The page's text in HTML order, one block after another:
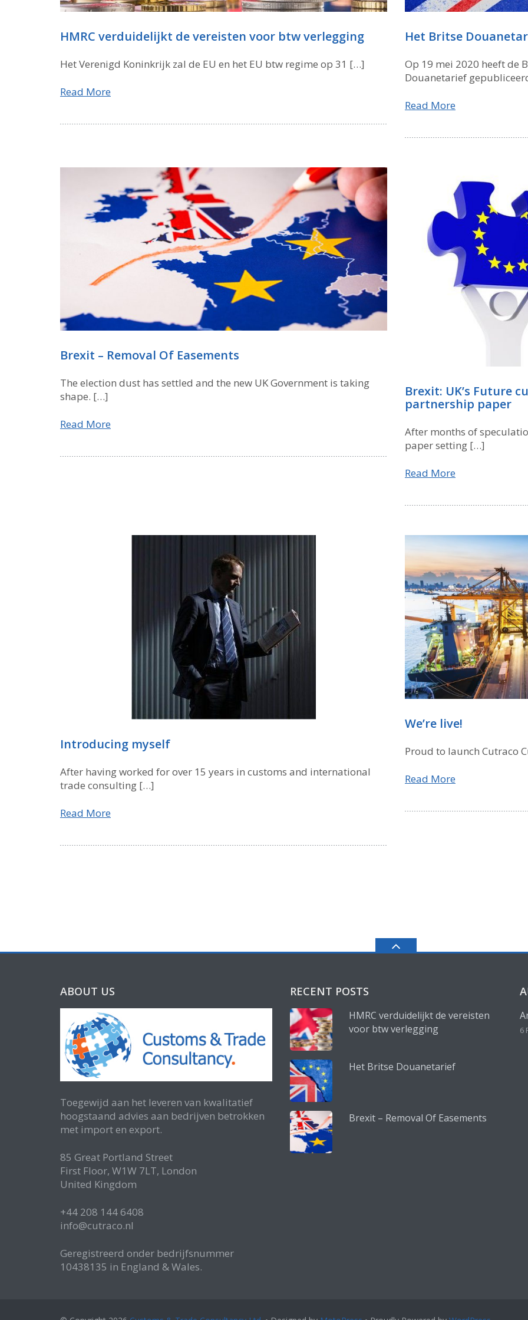
HMRC verduidelijkt de vereisten voor btw verlegging
Het Verenigd Koninkrijk zal de EU en het EU btw regime op 31 […]
Read More
Het Britse
Op 19 mei 2020 heeft de
Douanetarief
Read More
Brexit – Removal Of Easements
The election dust has settled and the new UK Government is taking
shape. […]
Read More
Brexit: UK’s Future
partnership paper
After months of
paper setting […]
Read More
Introducing myself
After having worked for over 15 years in customs and international
trade consulting […]
Read More
We’re live!
Proud to launch Cutraco
Read More
ABOUT US
Toegewijd aan het leveren van kwalitatief
hoogstaand advies aan bedrijven betrokken
met import en export.
85 Great Portland Street
First Floor, W1W 7LT, London
United Kingdom
+44 208 144 6408
info@cutraco.nl
Geregistreerd onder bedrijfsnummer
10438135 in England & Wales.
RECENT POSTS
HMRC verduidelijkt de vereisten
voor btw verlegging
Het Britse Douanetarief
Brexit – Removal Of Easements
6